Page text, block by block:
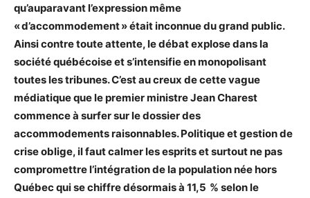
qu’auparavant l’expression même
« d’accommodement » était inconnue du grand public.
Ainsi contre toute attente, le débat explose dans la
société québécoise et s’intensifie en monopolisant
toutes les tribunes. C’est au creux de cette vague
médiatique que le premier ministre Jean Charest
commence à surfer sur le dossier des
accommodements raisonnables. Politique et gestion de
crise oblige, il faut calmer les esprits et surtout ne pas
compromettre l’intégration de la population née hors
Québec qui se chiffre désormais à 11,5 % selon le